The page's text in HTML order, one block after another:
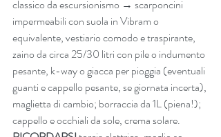
classico da escursionismo → scarponcini
impermeabili con suola in Vibram o
equivalente, vestiario comodo e traspirante,
zaino da circa 25/30 litri con pile o indumento
pesante, k-way o giacca per pioggia (eventuali
guanti e cappello pesante, se giornata incerta),
maglietta di cambio; borraccia da 1L (piena!);
cappello e occhiali da sole, crema solare.